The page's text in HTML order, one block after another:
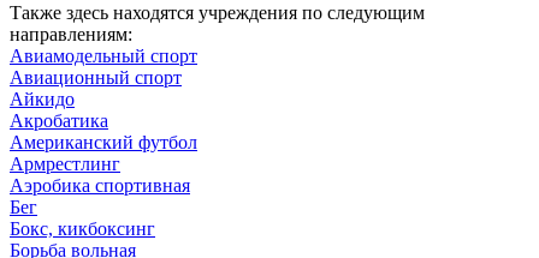
Также здесь находятся учреждения по следующим
направлениям:
Авиамодельный спорт
Авиационный спорт
Айкидо
Акробатика
Американский футбол
Армрестлинг
Аэробика спортивная
Бег
Бокс, кикбоксинг
Борьба вольная